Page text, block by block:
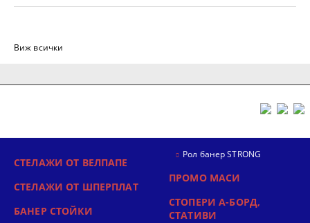
Виж всички
СТЕЛАЖИ ОТ ВЕЛПАПЕ
СТЕЛАЖИ ОТ ШПЕРПЛАТ
БАНЕР СТОЙКИ
Рол банер STRONG
ПРОМО МАСИ
СТОПЕРИ А-БОРД,
СТАТИВИ